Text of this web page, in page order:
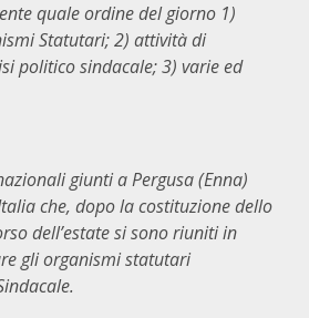
quale ordine del giorno 1)
Statutari; 2) attivitàdi
politico sindacale; 3) varie ed
giunti a Pergusa (Enna)
che, dopo la costituzione dello
dell’estate si sono riuniti in
gli organismi statutari